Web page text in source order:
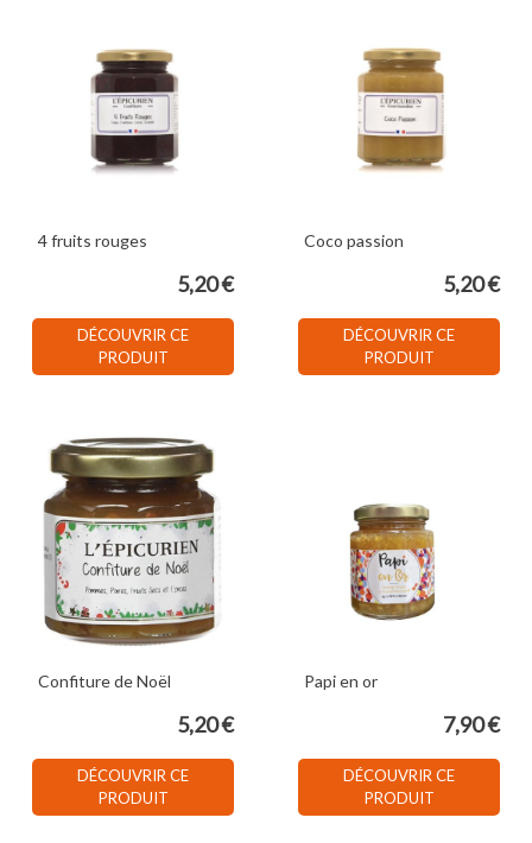
4 fruits rouges
5,20 €
DÉCOUVRIR CE
PRODUIT
Coco passion
5,20 €
DÉCOUVRIR CE
PRODUIT
Confiture de Noël
5,20 €
DÉCOUVRIR CE
PRODUIT
Papi en or
7,90 €
DÉCOUVRIR CE
PRODUIT